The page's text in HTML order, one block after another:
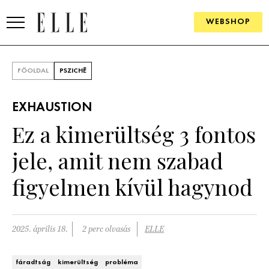
WEBSHOP
SZÉPSÉG
KULTÚRA
PSZICHÉ
ÉLETMÓD
PÁRKAPCSOLAT
FŐOLDAL PSZICHÉ
EXHAUSTION
Ez a kimerültség 3 fontos
jele, amit nem szabad
figyelmen kívül hagynod
2025. április 18. 2 perc olvasás ELLE
fáradtság kimerültség probléma